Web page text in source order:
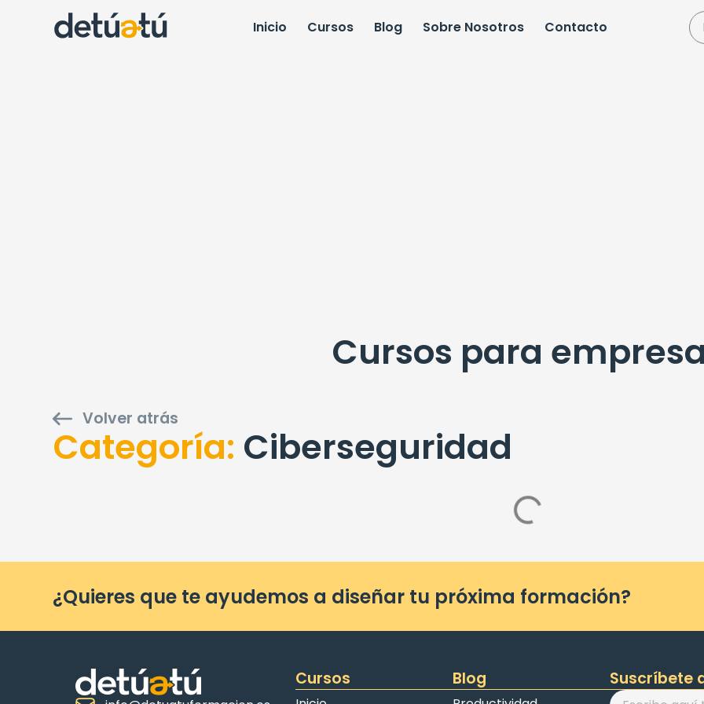
Inicio Cursos Blog Sobre Nosotros Contacto
Cursos para
Volver atrás
Ciberseguridad
¿Quieres que te ayudemos a diseñar tu próxima formación?
Cursos Blog Suscríbete